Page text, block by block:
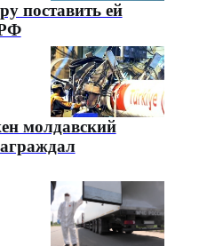
поставить ей
молдавский